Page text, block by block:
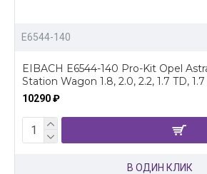
E6544-140
EIBACH E6544-140 Pro-Kit Opel
Station Wagon 1.8, 2.0, 2.2, 1.7 TD,
10290 ₽
В ОДИН КЛИК